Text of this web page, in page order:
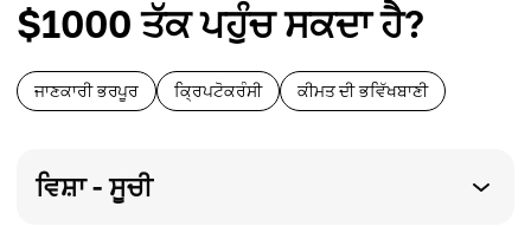
$1000 ਤੱਕ ਪਹੁੰਚ ਸਕਦਾ ਹੈ?
ਜਾਣਕਾਰੀ ਭਰਪੂਰ ਕ੍ਰਿਪਟੋਕਰੰਸੀ ਕੀਮਤ ਦੀ ਭਵਿੱਖਬਾਣੀ
ਵਿਸ਼ਾ - ਸੂਚੀ